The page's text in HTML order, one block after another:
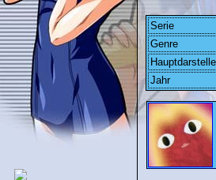
Serie
Genre
Jahr